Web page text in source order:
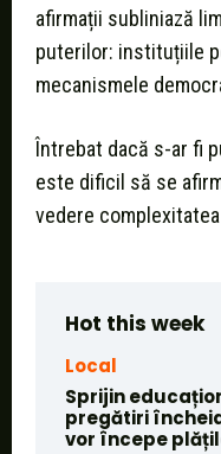
afirmații subliniază
puterilor: instituțiile
mecanismele
Întrebat dacă s-ar fi
este dificil să se
vedere
Hot this week
Local
Sprijin
pregătiri
vor începe